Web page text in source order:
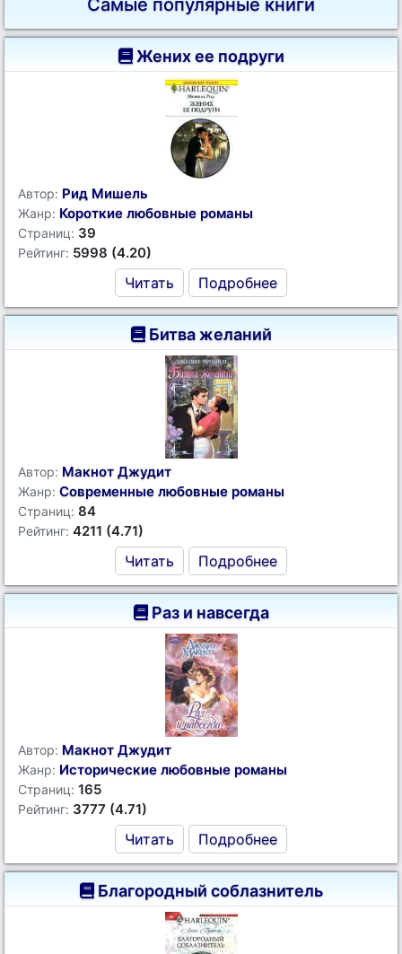
Самые популярные книги
Жених ее подруги
Автор: Рид Мишель
Жанр: Короткие любовные романы
Страниц: 39
Рейтинг: 5998 (4.20)
Читать Подробнее
Битва желаний
Автор: Макнот Джудит
Жанр: Современные любовные романы
Страниц: 84
Рейтинг: 4211 (4.71)
Читать Подробнее
Раз и навсегда
Автор: Макнот Джудит
Жанр: Исторические любовные романы
Страниц: 165
Рейтинг: 3777 (4.71)
Читать Подробнее
Благородный соблазнитель